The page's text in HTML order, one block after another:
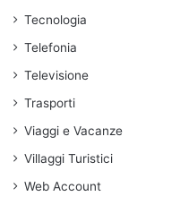
Tecnologia
Telefonia
Televisione
Trasporti
Viaggi e Vacanze
Villaggi Turistici
Web Account